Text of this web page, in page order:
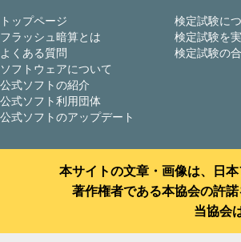
トップページ
フラッシュ暗算とは
よくある質問
ソフトウェアについて
公式ソフトの紹介
公式ソフト利用団体
公式ソフトのアップデート
検定試験に
検定試験を
検定試験の
本サイトの文章・画像は、日
著作権者である本協会の許
当協会